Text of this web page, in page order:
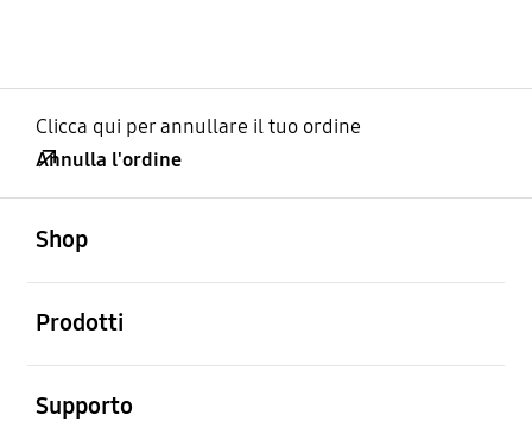
Clicca qui per annullare il tuo ordine
Annulla l'ordine
Shop
Prodotti
Supporto